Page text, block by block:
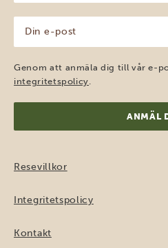
(Obligatoriskt)
post
(Obligatoriskt)
Genom att anmäla dig till vår e-
integritetspolicy.
Resevillkor
Integritetspolicy
Kontakt